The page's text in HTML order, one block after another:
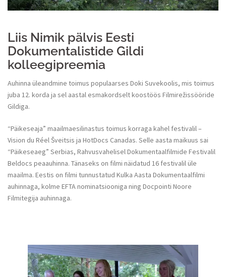
Liis Nimik pälvis Eesti
Dokumentalistide Gildi
kolleegipreemia
Auhinna üleandmine toimus populaarses Doki Suvekoolis, mis toimus
juba 12. korda ja sel aastal esmakordselt koostöös Filmirežissööride
Gildiga.
“Päikeseaja” maailmaesilinastus toimus korraga kahel festivalil –
Vision du Réel Šveitsis ja HotDocs Canadas. Selle aasta maikuus sai
“Päikeseaeg” Serbias, Rahvusvahelisel Dokumentaalfilmide Festivalil
Beldocs peaauhinna. Tänaseks on filmi näidatud 16 festivalil üle
maailma. Eestis on filmi tunnustatud Kulka Aasta Dokumentaalfilmi
auhinnaga, kolme EFTA nominatsiooniga ning Docpointi Noore
Filmitegija auhinnaga.